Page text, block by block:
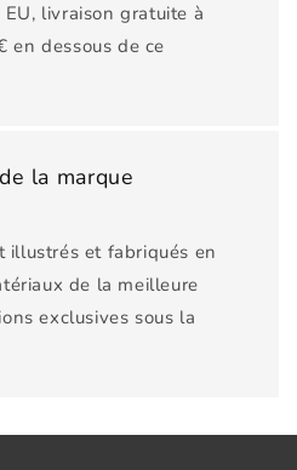
livraison gratuite à
en dessous de ce
la marque
illustrés et fabriqués en
de la meilleure
exclusives sous la